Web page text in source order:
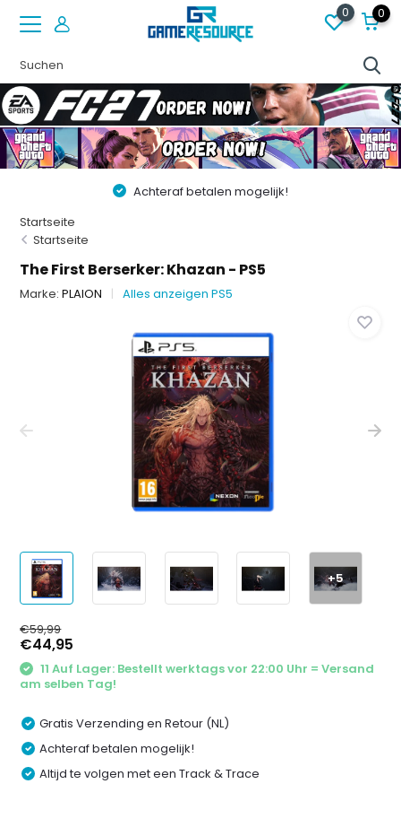
0 0
Achteraf betalen mogelijk!
Startseite
Startseite
The First Berserker: Khazan - PS5
Marke:PLAION Alles anzeigen PS5
+5
€59,99
€44,95
11 Auf Lager: Bestellt werktags vor 22:00 Uhr = Versand
am selben Tag!
Gratis Verzending en Retour (NL)
Achteraf betalen mogelijk!
Altijd te volgen met een Track & Trace